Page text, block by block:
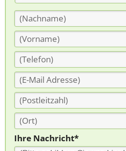
Ihre Nachricht*